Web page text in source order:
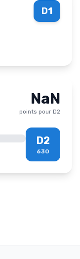
D1
NaN
points pour D2
D2
630